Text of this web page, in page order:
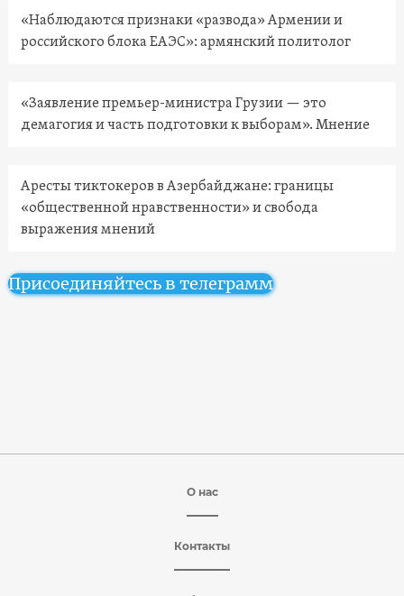
«Наблюдаются признаки «развода» Армении и
российского блока ЕАЭС»: армянский политолог
«Заявление премьер-министра Грузии — это
демагогия и часть подготовки к выборам». Мнение
Аресты тиктокеров в Азербайджане: границы
«общественной нравственности» и свобода
выражения мнений
Присоединяйтесь в телеграмм
О нас
Контакты